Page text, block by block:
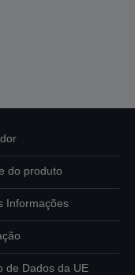
do produto
Informações
de Dados da UE